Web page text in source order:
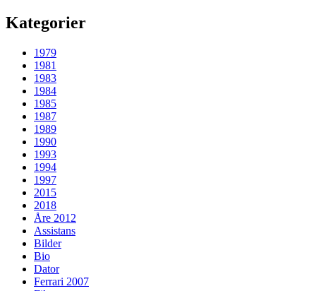
Kategorier
1979
1981
1983
1984
1985
1987
1989
1990
1993
1994
1997
2015
2018
Åre 2012
Assistans
Bilder
Bio
Dator
Ferrari 2007